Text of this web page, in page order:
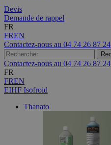
Devis
Demande de rappel
FR
FREN
Contactez-nous au 04 74 26 87 24
Contactez-nous au 04 74 26 87 24
FR
FREN
EIHF Isofroid
Thanato